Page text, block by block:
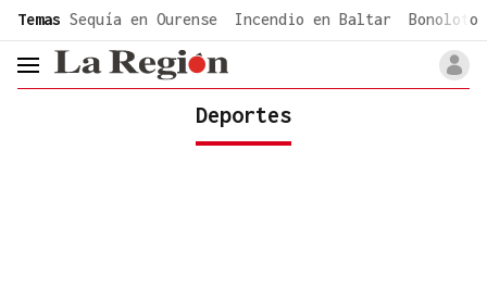
common.go-to-content
Temas Sequía en Ourense Incendio en Baltar Bonoloto
header.menu.open
Deportes